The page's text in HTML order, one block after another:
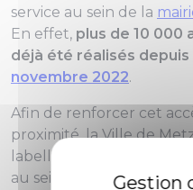
service au sein de la
En effet, plus de 10 000
déjà été réalisés depuis
novembre 2022.
Afin de renforcer cet
proximité, la Ville de
labellisation d'un
au sein de la
mairie de